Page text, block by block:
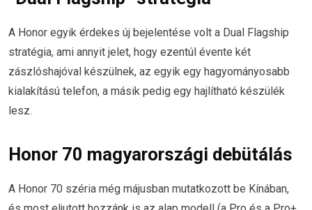
A Honor egyik érdekes új bejelentése volt a Dual Flagship
stratégia, ami annyit jelet, hogy ezentúl évente két
zászlóshajóval készülnek, az egyik egy hagyományosabb
kialakítású telefon, a másik pedig egy hajlítható készülék
lesz.
Honor 70 magyarországi debütálás
A Honor 70 széria még májusban mutatkozott be Kínában,